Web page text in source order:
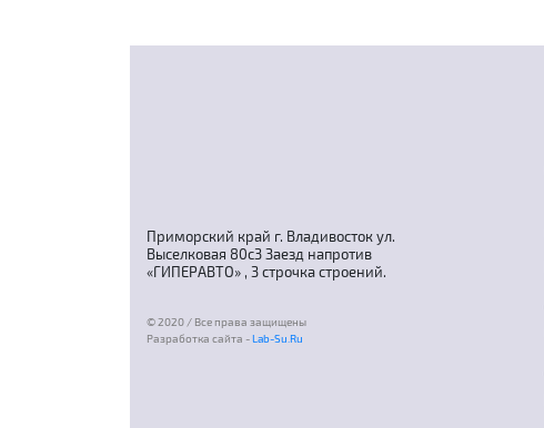
Приморский край г. Владивосток ул.
Выселковая 80с3 Заезд напротив
«ГИПЕРАВТО» , 3 строчка строений.
© 2020 / Все права защищены
Разработка сайта -Lab-Su.Ru